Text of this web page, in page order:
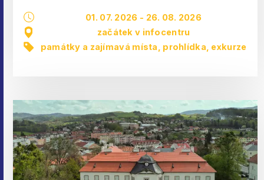
01. 07. 2026 - 26. 08. 2026
začátek v infocentru
památky a zajímavá místa
prohlídka, exkurze